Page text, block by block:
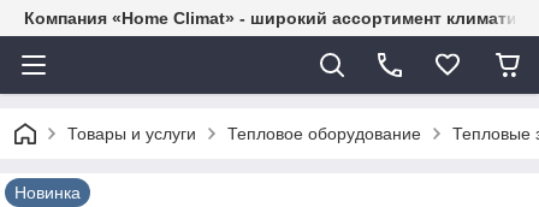
Компания «Home Climat» - широкий ассортимент
Товары и услуги Тепловое оборудование Тепловые
Новинка